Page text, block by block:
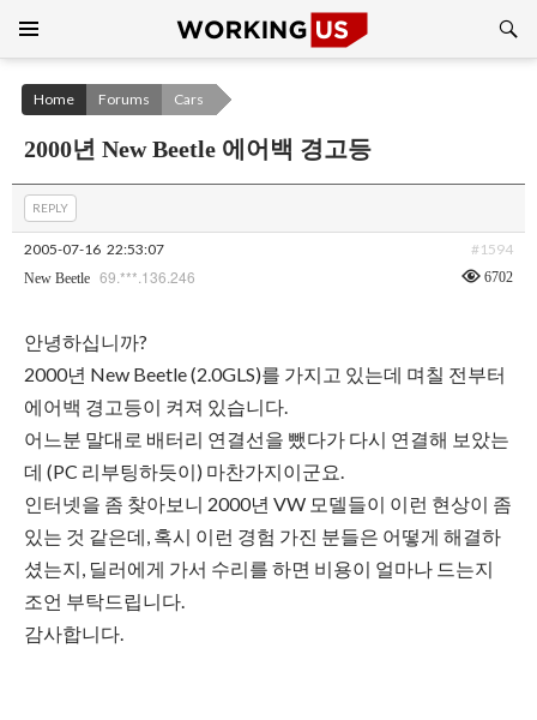
CONTENT
Home Forums Cars
2000년 New Beetle 에어백 경고등
REPLY
2005-07-16 22:53:07 #1594
New Beetle 69.***.136.246 6702
안녕하십니까?
2000년 New Beetle (2.0GLS)를 가지고 있는데 며칠 전부터
에어백 경고등이 켜져 있습니다.
어느분 말대로 배터리 연결선을 뺐다가 다시 연결해 보았는
데 (PC 리부팅하듯이) 마찬가지이군요.
인터넷을 좀 찾아보니 2000년 VW 모델들이 이런 현상이 좀
있는 것 같은데, 혹시 이런 경험 가진 분들은 어떻게 해결하
셨는지, 딜러에게 가서 수리를 하면 비용이 얼마나 드는지
조언 부탁드립니다.
감사합니다.